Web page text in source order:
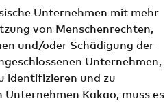
Unternehmen mit mehr
von Menschenrechten,
und/oder Schädigung der
Unternehmen,
identifizieren und zu
Kakao, muss es